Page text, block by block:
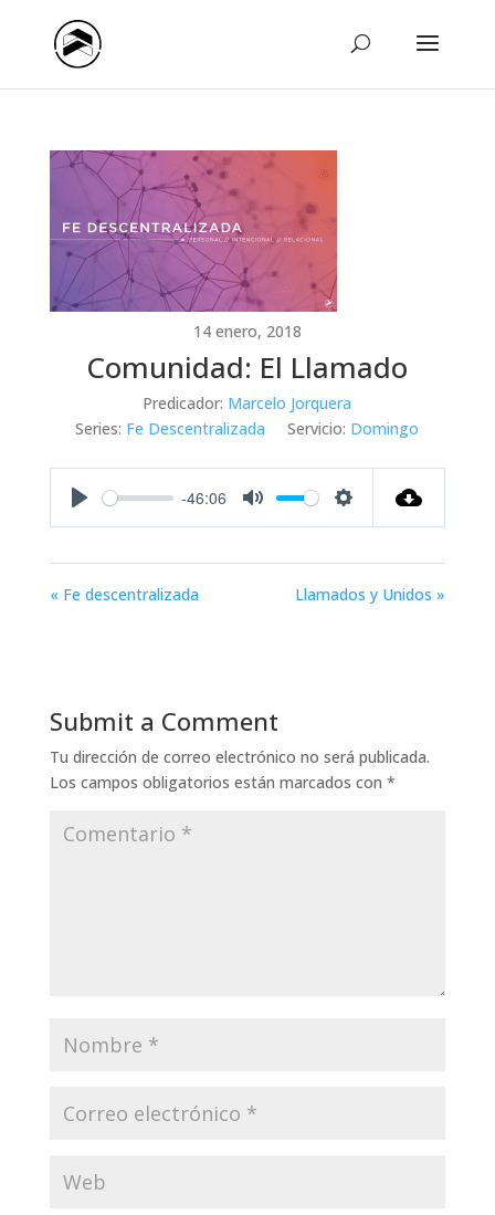
14 enero, 2018
Comunidad: El Llamado
Predicador: Marcelo Jorquera
Series: Fe Descentralizada Servicio: Domingo
-46:06
« Fe descentralizada Llamados y Unidos »
Submit a Comment
Tu dirección de correo electrónico no será publicada.
Los campos obligatorios están marcados con *